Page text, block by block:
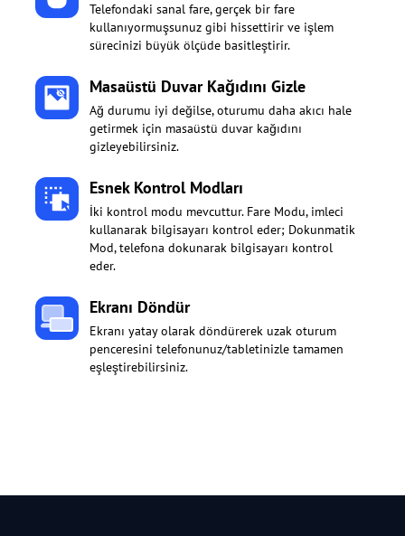
Telefondaki sanal fare, gerçek bir fare
kullanıyormuşsunuz gibi hissettirir ve işlem
sürecinizi büyük ölçüde basitleştirir.
Masaüstü Duvar Kağıdını Gizle
Ağ durumu iyi değilse, oturumu daha akıcı hale
getirmek için masaüstü duvar kağıdını
gizleyebilirsiniz.
Esnek Kontrol Modları
İki kontrol modu mevcuttur. Fare Modu, imleci
kullanarak bilgisayarı kontrol eder; Dokunmatik
Mod, telefona dokunarak bilgisayarı kontrol
eder.
Ekranı Döndür
Ekranı yatay olarak döndürerek uzak oturum
penceresini telefonunuz/tabletinizle tamamen
eşleştirebilirsiniz.